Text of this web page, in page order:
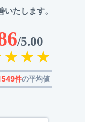
たします。
/5.00
件の平均値